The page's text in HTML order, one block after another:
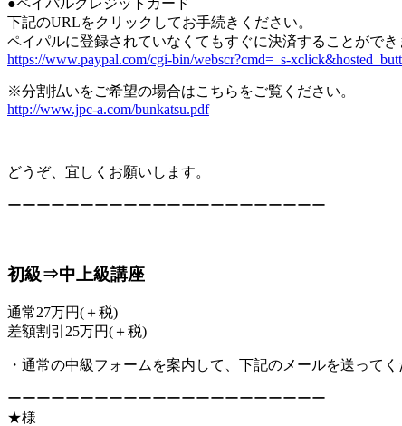
下記のURLをクリックしてお手続きください。
ペイパルに登録されていなくてもすぐに決済することができ
https://www.paypal.com/cgi-bin/webscr?cmd=_s-
※分割払いをご希望の場合はこちらをご覧ください。
http://www.jpc-a.com/bunkatsu.pdf
どうぞ、宜しくお願いします。
ーーーーーーーーーーーーーーーーーーーーーー
初級⇒中上級講座
通常27万円(＋税)
差額割引25万円(＋税)
・通常の中級フォームを案内して、下記のメールを送ってく
ーーーーーーーーーーーーーーーーーーーーーー
★様